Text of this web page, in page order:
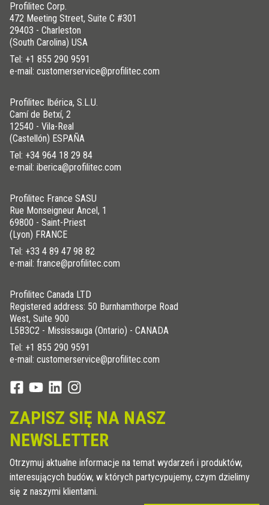
Profilitec Corp.
472 Meeting Street, Suite C #301
29403 - Charleston
(South Carolina) USA
Tel: +1 855 290 9591
e-mail: customerservice@profilitec.com
Profilitec Ibérica, S.L.U.
Camí de Betxí, 2
12540 - Vila-Real
(Castellón) ESPAÑA
Tel: +34 964 18 29 84
e-mail: iberica@profilitec.com
Profilitec France SASU
Rue Monseigneur Ancel, 1
69800 - Saint-Priest
(Lyon) FRANCE
Tel: +33 4 89 47 98 82
e-mail: france@profilitec.com
Profilitec Canada LTD
Registered address: 50 Burnhamthorpe Road
West, Suite 900
L5B3C2 - Mississauga (Ontario) - CANADA
Tel: +1 855 290 9591
e-mail: customerservice@profilitec.com
ZAPISZ SIĘ NA NASZ
NEWSLETTER
Otrzymuj aktualne informacje na temat wydarzeń i produktów,
interesujących budów, w których partycypujemy, czym dzielimy
się z naszymi klientami.